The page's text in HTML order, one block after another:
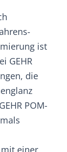
ist
GEHR
die
POM-
einer